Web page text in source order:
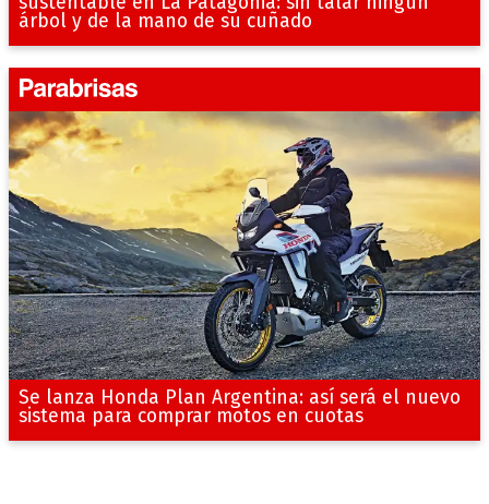
árbol y de la mano de su cuñado
Se lanza Honda Plan Argentina: así será el nuevo
sistema para comprar motos en cuotas